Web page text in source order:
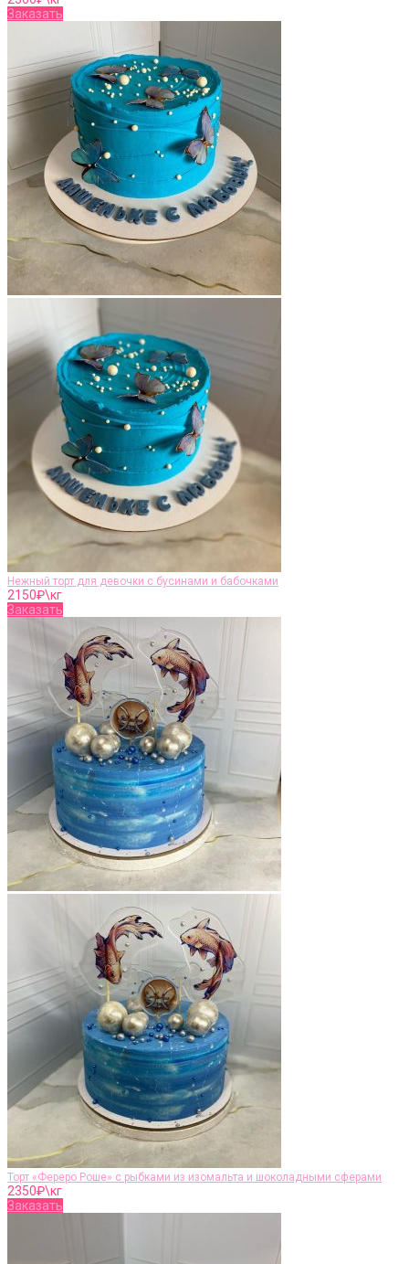
Заказать
Нежный торт для девочки с бусинами и бабочками
2150₽\кг
Заказать
Торт «Фереро Роше» с рыбками из изомальта и шоколадными сферами
2350₽\кг
Заказать